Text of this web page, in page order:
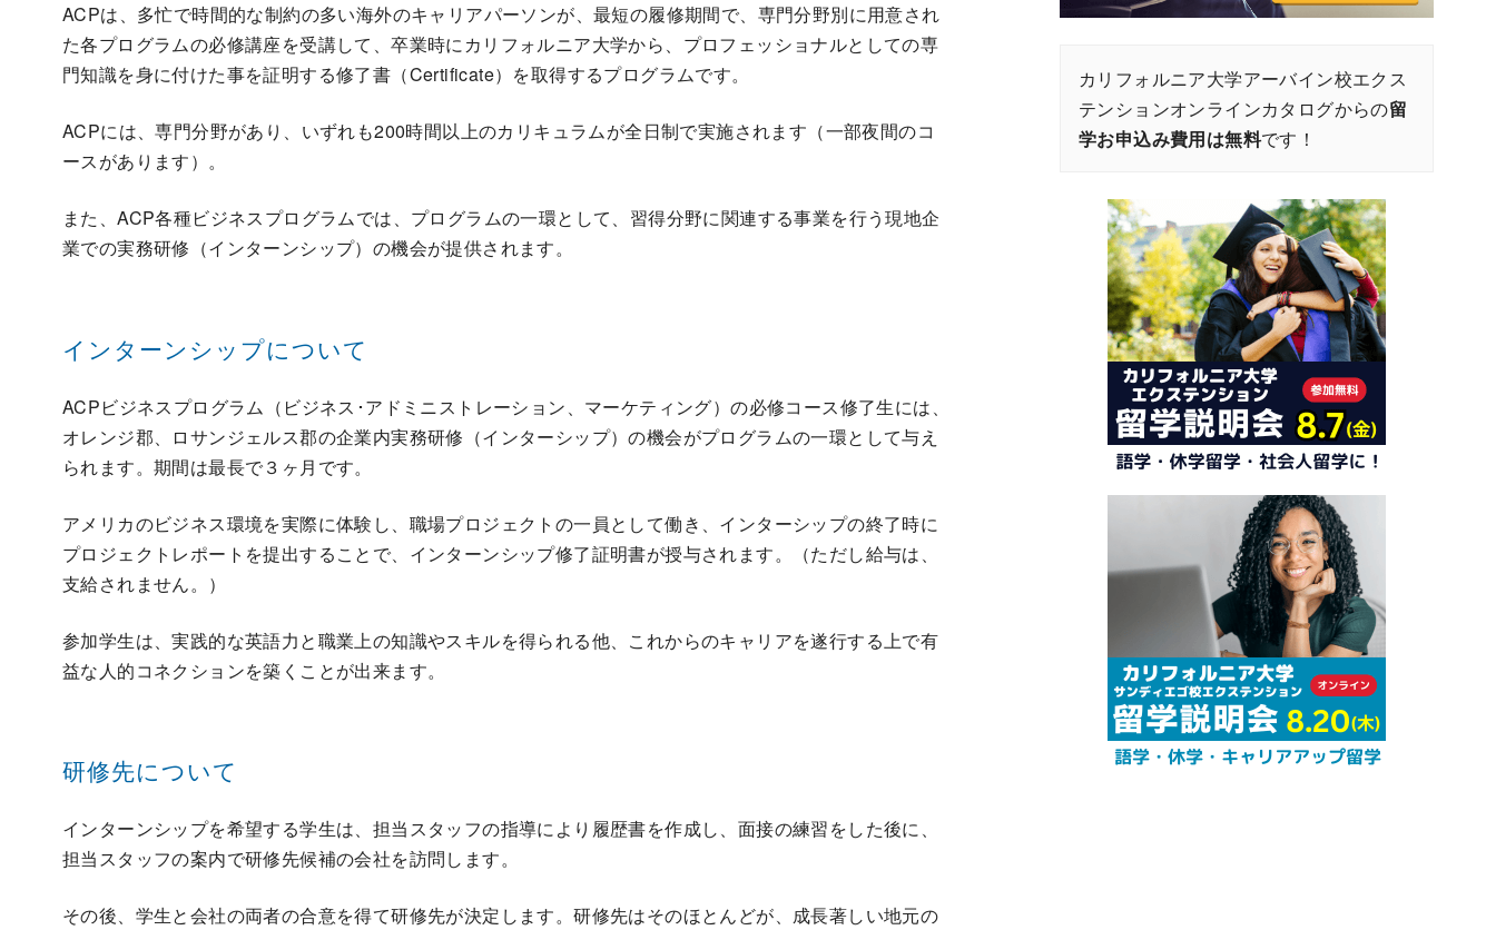
ACPは、多忙で時間的な制約の多い海外のキャリアパーソンが、最短の履修期間で、専門分野別に用意され
た各プログラムの必修講座を受講して、卒業時にカリフォルニア大学から、プロフェッショナルとしての専
門知識を身に付けた事を証明する修了書（Certificate）を取得するプログラムです。
ACPには、専門分野があり、いずれも200時間以上のカリキュラムが全日制で実施されます（一部夜間のコ
ースがあります）。
また、ACP各種ビジネスプログラムでは、プログラムの一環として、習得分野に関連する事業を行う現地企
業での実務研修（インターンシップ）の機会が提供されます。
インターンシップについて
ACPビジネスプログラム（ビジネス･アドミニストレーション、マーケティング）の必修コース修了生には、
オレンジ郡、ロサンジェルス郡の企業内実務研修（インターシップ）の機会がプログラムの一環として与え
られます。期間は最長で３ヶ月です。
アメリカのビジネス環境を実際に体験し、職場プロジェクトの一員として働き、インターシップの終了時に
プロジェクトレポートを提出することで、インターンシップ修了証明書が授与されます。（ただし給与は、
支給されません。）
参加学生は、実践的な英語力と職業上の知識やスキルを得られる他、これからのキャリアを遂行する上で有
益な人的コネクションを築くことが出来ます。
研修先について
インターンシップを希望する学生は、担当スタッフの指導により履歴書を作成し、面接の練習をした後に、
担当スタッフの案内で研修先候補の会社を訪問します。
その後、学生と会社の両者の合意を得て研修先が決定します。研修先はそのほとんどが、成長著しい地元の
カリフォルニア大学アーバイン校エクス
テンションオンラインカタログからの留
学お申込み費用は無料です！